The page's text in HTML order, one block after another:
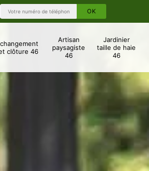
clôture 46
Artisan
paysagiste
46
Jardinier
taille de haie
46